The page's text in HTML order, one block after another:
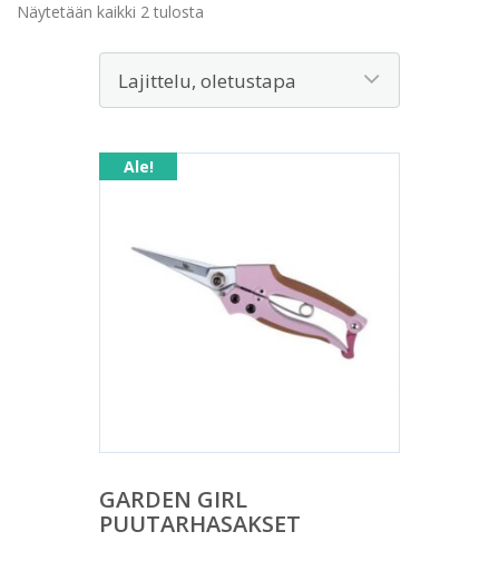
Näytetään kaikki 2 tulosta
Ale!
GARDEN GIRL
PUUTARHASAKSET